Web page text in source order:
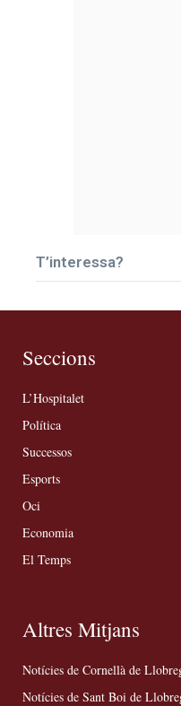
T’interessa?
Seccions
L’Hospitalet
Política
Successos
Esports
Oci
Economia
El Temps
Altres Mitjans
Notícies de Cornellà de
Notícies de Sant Boi de